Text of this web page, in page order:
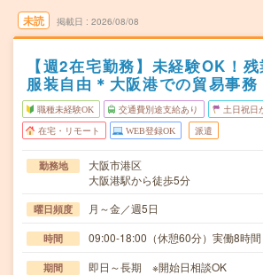
未読 掲載日 2026/08/08
【週2在宅勤務】未経験OK！
服装自由＊大阪港での貿易事務
職種未経験OK 交通費別途支給あり 土日祝日
在宅・リモート WEB登録OK 派遣
勤務地
大阪市港区
大阪港駅から徒歩5分
曜日頻度 月～金／週5日
時間 09:00-18:00（休憩60分）実働8時間
期間 即日～長期 ※開始日相談OK